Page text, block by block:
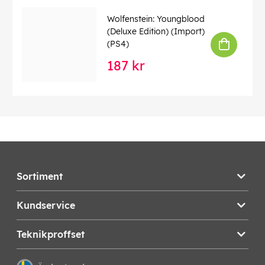
Wolfenstein: Youngblood
(Deluxe Edition) (Import)
(PS4)
187 kr
Sortiment
Kundservice
Teknikproffset